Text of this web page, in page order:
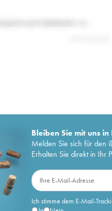
Bleiben Sie mit uns
Melden Sie sich für den
Erhalten Sie direkt in Ihr
Ich stimme dem E-Mail-